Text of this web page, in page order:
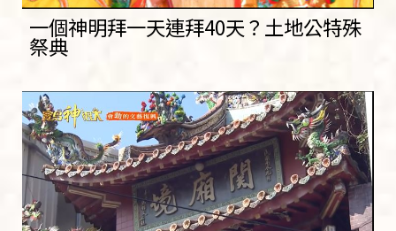
一個神明拜一天連拜40天？土地公特殊
祭典